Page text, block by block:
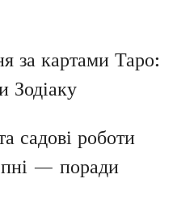
за картами Таро:
Зодіаку
садові роботи
— поради